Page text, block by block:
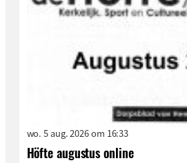
wo. 5 aug. 2026 om 16:33
Höfte augustus online